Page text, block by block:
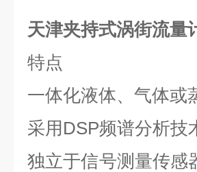
天津夹持式涡街流量
特点
一体化液体、气体或
采用 DSP频谱分析技
独立于信号测量传感